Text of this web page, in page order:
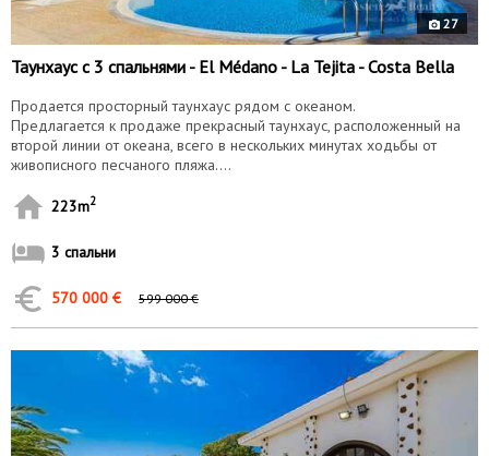
27
Таунхаус с 3 спальнями - El Médano - La Tejita - Costa Bella
Продается просторный таунхаус рядом с океаном.
Предлагается к продаже прекрасный таунхаус, расположенный на
второй линии от океана, всего в нескольких минутах ходьбы от
живописного песчаного пляжа....
223m2
3 спальни
570 000 € 599 000 €